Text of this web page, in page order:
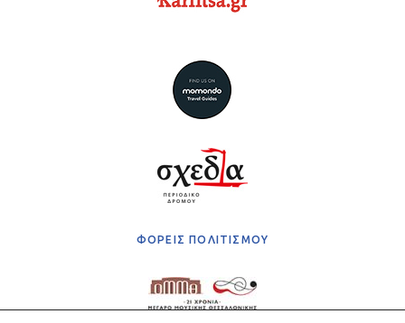
ΦΟΡΕΙΣ ΠΟΛΙΤΙΣΜΟΥ